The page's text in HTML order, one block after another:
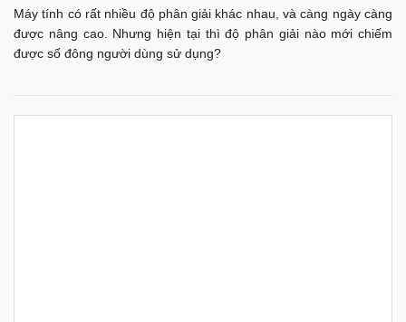
Máy tính có rất nhiều độ phân giải khác nhau, và càng ngày càng
được nâng cao. Nhưng hiện tại thì độ phân giải nào mới chiếm
được số đông người dùng sử dụng?